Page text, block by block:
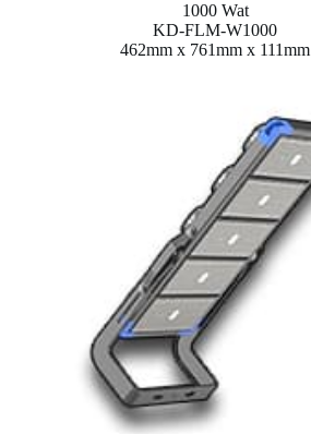
1000 Wat
KD-FLM-W1000
462mm x 761mm x 111mm